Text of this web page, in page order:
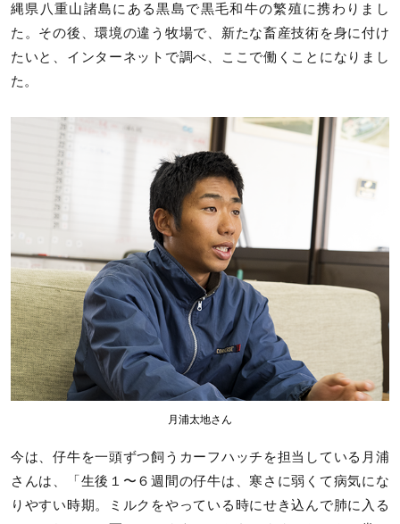
縄県八重山諸島にある黒島で黒毛和牛の繁殖に携わりまし
た。その後、環境の違う牧場で、新たな畜産技術を身に付け
たいと、インターネットで調べ、ここで働くことになりまし
た。
月浦太地さん
今は、仔牛を一頭ずつ飼うカーフハッチを担当している月浦
さんは、「生後１〜６週間の仔牛は、寒さに弱くて病気にな
りやすい時期。ミルクをやっている時にせき込んで肺に入る